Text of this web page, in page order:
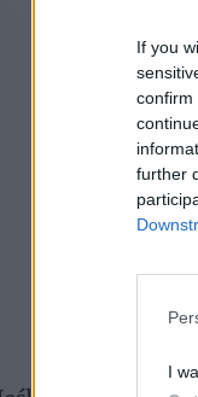
If you
confirm
further
I